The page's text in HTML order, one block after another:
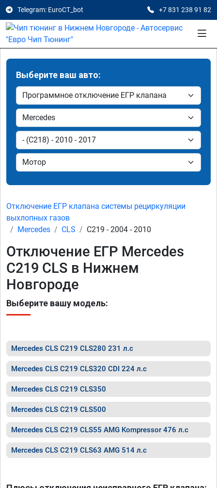
Telegram: EuroCT_bot +7 831 238 91 82
Выберите ваш авто:
Отключение ЕГР клапана системы рециркуляции
выхлопных газов
Mercedes
CLS C219 - 2004 - 2010
Отключение ЕГР Mercedes
C219 CLS в Нижнем
Новгороде
Выберите вашу модель:
Mercedes CLS C219 CLS280 231 л.с
Mercedes CLS C219 CLS320 CDI 224 л.с
Mercedes CLS C219 CLS350
Mercedes CLS C219 CLS500
Mercedes CLS C219 CLS55 AMG Kompressor 476 л.с
Mercedes CLS C219 CLS63 AMG 514 л.с